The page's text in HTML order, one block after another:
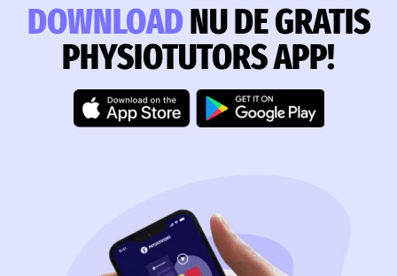
DOWNLOADNU DE GRATIS
PHYSIOTUTORS APP!